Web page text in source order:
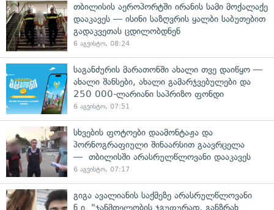
თბილისის აეროპორტში ირანის სამი მოქალაქე
დააკავეს — ისინი საზღვრის ყალბი საბუთებით
გადაკვეთას ცდილობდნენ
6 აგვისტო, 08:24
საგანძურის მარათონში ახალი თვე დაიწყო —
ახალი შანსები, ახალი გამარჯვებულები და
250 000-ლარიანი საპრიზო ფონდი
6 აგვისტო, 07:51
სხვების ფოტოები დაამონტაჟა და
პორნოგრაფიული შინაარსით გაავრცელა
— თბილისში არასრულწლოვანი დააკავეს
6 აგვისტო, 07:17
გიგა ავალიანის საქმეზე არასრულწლოვანი
ნ.ი. "ჯანმთელობის ჯგუფურად, განზრახ